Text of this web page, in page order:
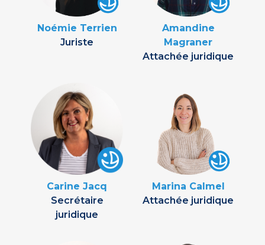
Noémie Terrien
Juriste
Amandine
Magraner
Attachée juridique
Carine Jacq
Secrétaire
juridique
Marina Calmel
Attachée juridique